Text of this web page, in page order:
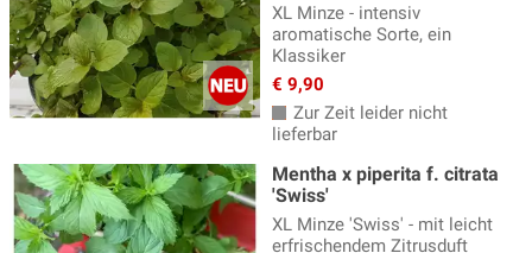
XL Minze - intensiv
aromatische Sorte, ein
Klassiker
€ 9,90
Zur Zeit leider nicht
lieferbar
Mentha x piperita f. citrata
'Swiss'
XL Minze 'Swiss' - mit leicht
erfrischendem Zitrusduft